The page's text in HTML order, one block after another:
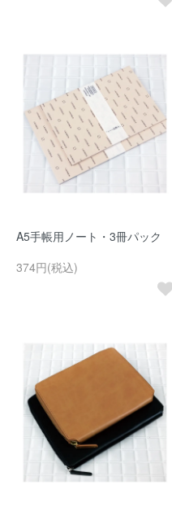
A5手帳用ノート・3冊パック
374円(税込)